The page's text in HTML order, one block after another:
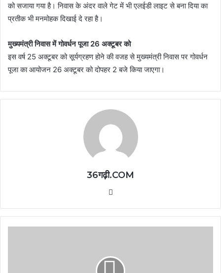
को सजाया गया है। निवास के अंदर वाले गेट में भी एलईडी लाइट से बना दिया का
प्रतीक भी मनमोहक दिखाई दे रहा है।
मुख्यमंत्री निवास में गोवर्धन पूजा 26 अक्टूबर को
इस वर्ष 25 अक्टूबर को सूर्यग्रहण होने की वजह से मुख्यमंत्री निवास पर गोवर्धन
पूजा का आयोजन 26 अक्टूबर को दोपहर 2 बजे किया जाएगा।
36गढ़ी.COM